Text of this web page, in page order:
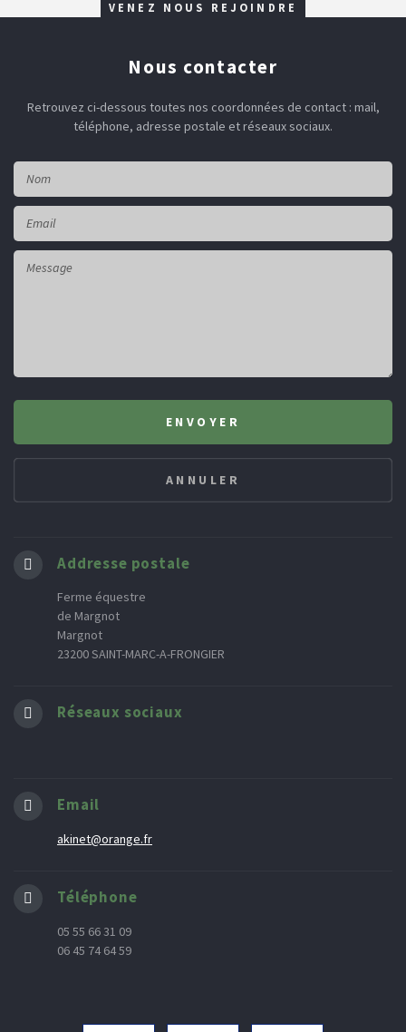
VENEZ NOUS REJOINDRE
Nous contacter
Retrouvez ci-dessous toutes nos coordonnées de contact : mail,
téléphone, adresse postale et réseaux sociaux.
Addresse postale
Ferme équestre
de Margnot
Margnot
23200 SAINT-MARC-A-FRONGIER
Réseaux sociaux
Email
akinet@orange.fr
Téléphone
05 55 66 31 09
06 45 74 64 59